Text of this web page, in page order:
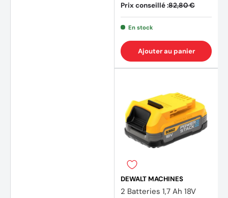
Prix conseillé :82,80 €
En stock
Ajouter au panier
DEWALT MACHINES
2 Batteries 1,7 Ah 18V